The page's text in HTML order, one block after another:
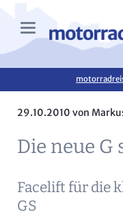
29.10.2010 von
Die neue G
Facelift für die
GS